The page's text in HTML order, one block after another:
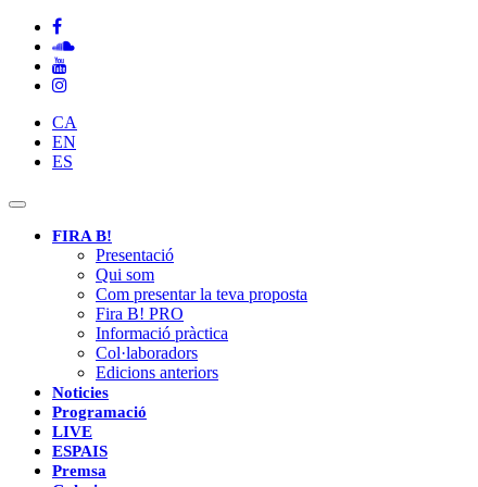
CA
EN
ES
Toggle
navigationFIRA B!
Presentació
Qui som
Com presentar la teva proposta
Fira B! PRO
Informació pràctica
Col·laboradors
Edicions anteriors
Noticies
Programació
LIVE
ESPAIS
Premsa